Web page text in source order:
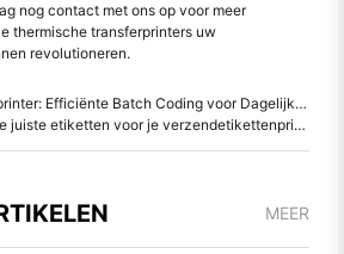
nog contact met ons op voor meer
thermische transferprinters uw
revolutioneren.
Batch Coding voor Dagelijkse Chemische Industrie
juiste etiketten voor je verzendetikettenprinter?
MEER